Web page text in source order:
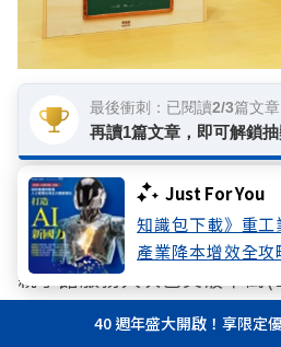
Just For You
知識包下載》重工
產業降本增效全攻
土城廣福公托親子館為孩子們設計
慶與生活情境引導學習，讓孩子在
新北市府每年補助親子館2
務活動費，成功打造「熊果
擁有固定粉絲，從100年
親子館服務人次已突破千萬
新北市政府公共托嬰中心結
40 週年盛大開啟！享限定
最後衝刺：已閱讀2/3篇文章
再讀1篇文章，即可解鎖抽